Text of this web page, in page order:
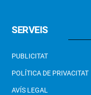
SERVEIS
PUBLICITAT
POLÍTICA DE PRIVACITAT
AVÍS LEGAL